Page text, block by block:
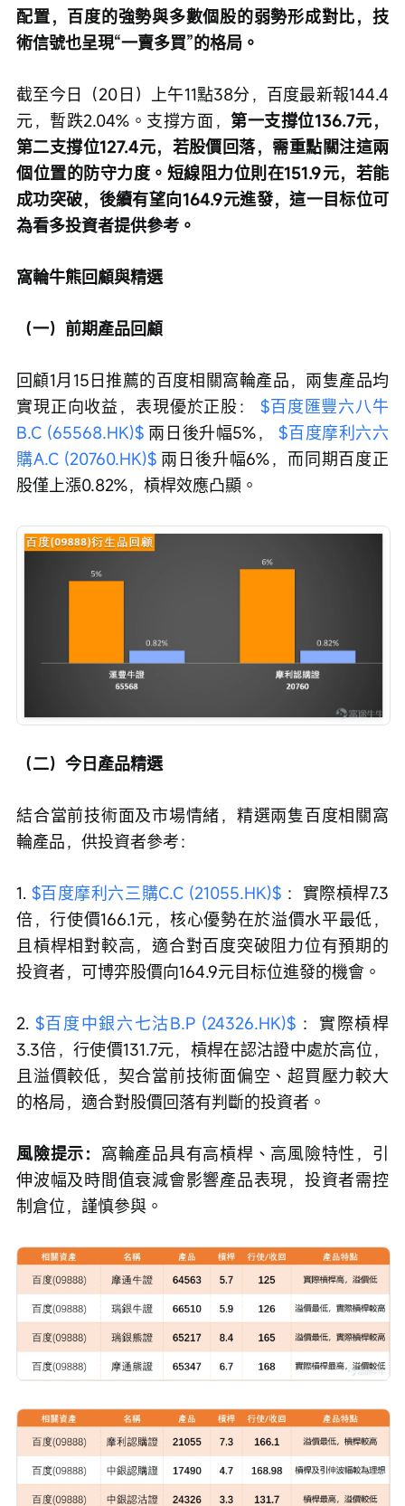
配置，百度的強勢與多數個股的弱勢形成對比，技
術信號也呈現“一賣多買”的格局。
截至今日（20日）上午11點38分，百度最新報144.4
元，暫跌2.04%。支撐方面，第一支撐位136.7元，
第二支撐位127.4元，若股價回落，需重點關注這兩
個位置的防守力度。短線阻力位則在151.9元，若能
成功突破，後續有望向164.9元進發，這一目标位可
為看多投資者提供參考。
窩輪牛熊回顧與精選
（一）前期產品回顧
回顧1月15日推薦的百度相關窩輪產品，兩隻產品均
實現正向收益，表現優於正股： $百度匯豐六八牛
B.C (65568.HK)$ 兩日後升幅5%， $百度摩利六六
購A.C (20760.HK)$ 兩日後升幅6%，而同期百度正
股僅上漲0.82%，槓桿效應凸顯。
（二）今日產品精選
結合當前技術面及市場情緒，精選兩隻百度相關窩
輪產品，供投資者參考：
1. $百度摩利六三購C.C (21055.HK)$ ：實際槓桿7.3
倍，行使價166.1元，核心優勢在於溢價水平最低，
且槓桿相對較高，適合對百度突破阻力位有預期的
投資者，可博弈股價向164.9元目标位進發的機會。
2. $百度中銀六七沽B.P (24326.HK)$ ：實際槓桿
3.3倍，行使價131.7元，槓桿在認沽證中處於高位，
且溢價較低，契合當前技術面偏空、超買壓力較大
的格局，適合對股價回落有判斷的投資者。
風險提示： 窩輪產品具有高槓桿、高風險特性，引
伸波幅及時間值衰減會影響產品表現，投資者需控
制倉位，謹慎參與。